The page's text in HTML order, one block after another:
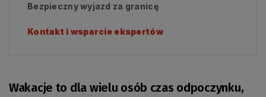
Bezpieczny wyjazd za granicę
Kontakt i wsparcie ekspertów
Wakacje to dla wielu osób czas odpoczynku,